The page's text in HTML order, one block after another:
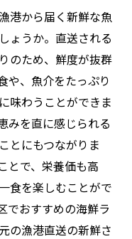
市場ランチ
あるレストラン
むランチ
わうランチ
むランチ
した特別ランチ
ける美味しい選
栄養満点ランチ
ランチメニュー
港から届く新鮮な魚
ょうか。直送される
のため、鮮度が抜群
や、魚介をたっぷり
味わうことができま
みを直に感じられる
とにもつながりま
とで、栄養価も高
食を楽しむことがで
でおすすめの海鮮ラ
の漁港直送の新鮮さ